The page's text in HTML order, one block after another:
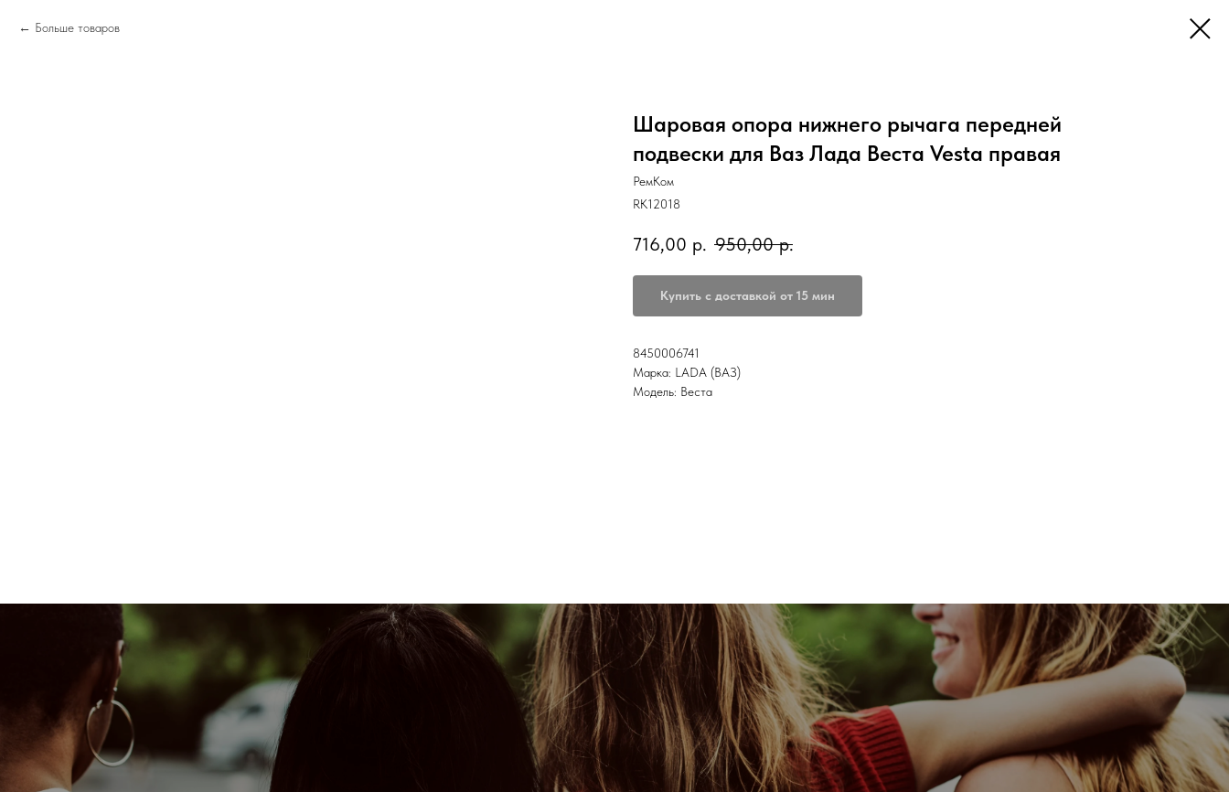
Больше товаров
Шаровая опора нижнего рычага передней
подвески для Ваз Лада Веста Vesta правая
РемКом
RK12018
716,00 р. 950,00 р.
Купить с доставкой от 15 мин
8450006741
Марка: LADA (ВАЗ)
Модель: Веста